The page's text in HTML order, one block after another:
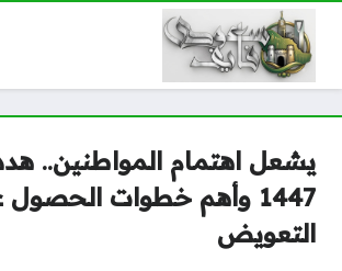
يشعل اهتمام المواطنين..
1447 وأهم خطوات
التعويض